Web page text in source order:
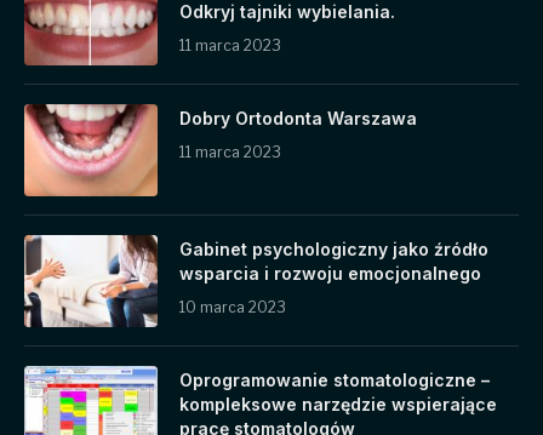
Odkryj tajniki wybielania.
11 marca 2023
Dobry Ortodonta Warszawa
11 marca 2023
Gabinet psychologiczny jako źródło
wsparcia i rozwoju emocjonalnego
10 marca 2023
Oprogramowanie stomatologiczne –
kompleksowe narzędzie wspierające
pracę stomatologów